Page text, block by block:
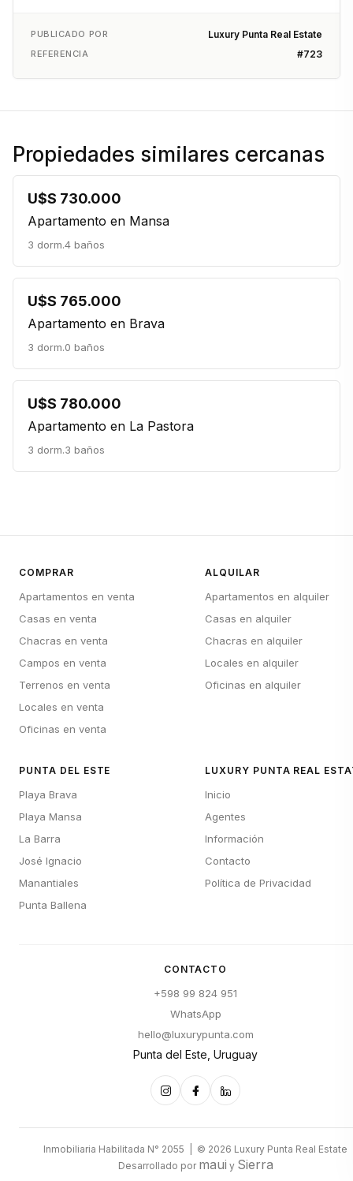
PUBLICADO POR Luxury Punta Real Estate
REFERENCIA #723
Propiedades similares cercanas
U$S 730.000
Apartamento en Mansa
3 dorm.4 baños
U$S 765.000
Apartamento en Brava
3 dorm.0 baños
U$S 780.000
Apartamento en La Pastora
3 dorm.3 baños
COMPRAR
Apartamentos en venta
Casas en venta
Chacras en venta
Campos en venta
Terrenos en venta
Locales en venta
Oficinas en venta
ALQUILAR
Apartamentos en alquiler
Casas en alquiler
Chacras en alquiler
Locales en alquiler
Oficinas en alquiler
PUNTA DEL ESTE
Playa Brava
Playa Mansa
La Barra
José Ignacio
Manantiales
Punta Ballena
LUXURY PUNTA REAL
Inicio
Agentes
Información
Contacto
Política de Privacidad
CONTACTO
+598 99 824 951
WhatsApp
hello@luxurypunta.com
Punta del Este, Uruguay
Inmobiliaria Habilitada N° 2055 | © 2026 Luxury Punta Real Estate
Desarrollado por maui y Sierra